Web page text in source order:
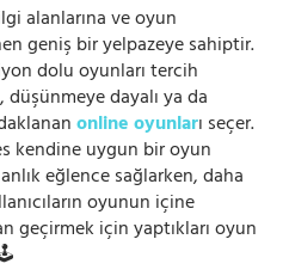
alanlarına ve oyun
geniş bir yelpazeye sahiptir.
dolu oyunları tercih
dayalı ya da
online oyunları seçer.
kendine uygun bir oyun
eğlence sağlarken, daha
oyunun içine
geçirmek için yaptıkları oyun